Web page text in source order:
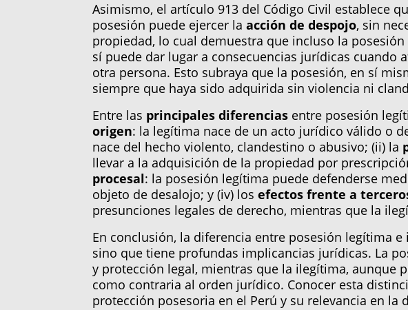
Asimismo, el artículo 913 del Código Civil establece
posesión puede ejercer laacción de despojo, sin
propiedad, lo cual demuestra que incluso la
sí puede dar lugar a consecuencias jurídicas cuando
otra persona. Esto subraya que la posesión, en sí
siempre que haya sido adquirida sin violencia ni
Entre las principales diferencias entre posesión
origen: la legítima nace de un acto jurídico válido o
nace del hecho violento, clandestino o abusivo; (ii) la
llevar a la adquisición de la propiedad por
procesal: la posesión legítima puede defenderse
objeto de desalojo; y (iv) losefectos frente a
presunciones legales de derecho, mientras que la
En conclusión, la diferencia entre posesión legítima
sino que tiene profundas implicancias jurídicas. La
y protección legal, mientras que la ilegítima, aunque
como contraria al orden jurídico. Conocer esta
protección posesoria en el Perú y su relevancia en la